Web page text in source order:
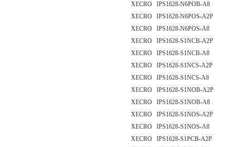
XECRO IPS1628-N6POB-A8
XECRO IPS1628-N6POS-A2P
XECRO IPS1628-N6POS-A8
XECRO IPS1628-S1NCB-A2P
XECRO IPS1628-S1NCB-A8
XECRO IPS1628-S1NCS-A2P
XECRO IPS1628-S1NCS-A8
XECRO IPS1628-S1NOB-A2P
XECRO IPS1628-S1NOB-A8
XECRO IPS1628-S1NOS-A2P
XECRO IPS1628-S1NOS-A8
XECRO IPS1628-S1PCB-A2P